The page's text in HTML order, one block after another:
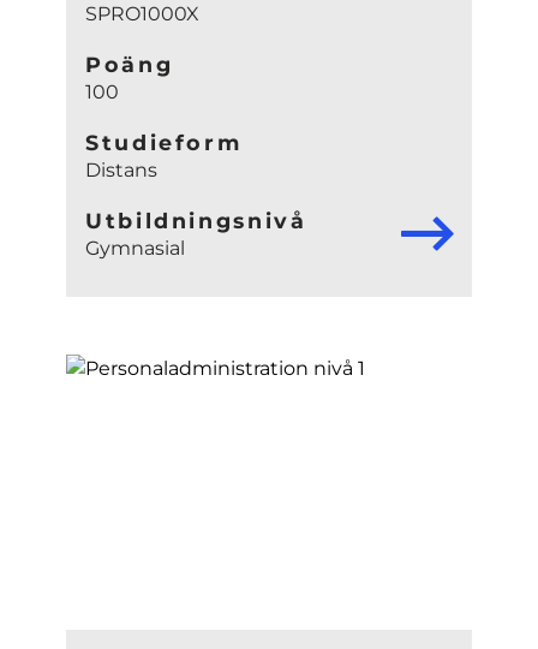
SPRO1000X
Poäng
100
Studieform
Distans
Utbildningsnivå
Gymnasial